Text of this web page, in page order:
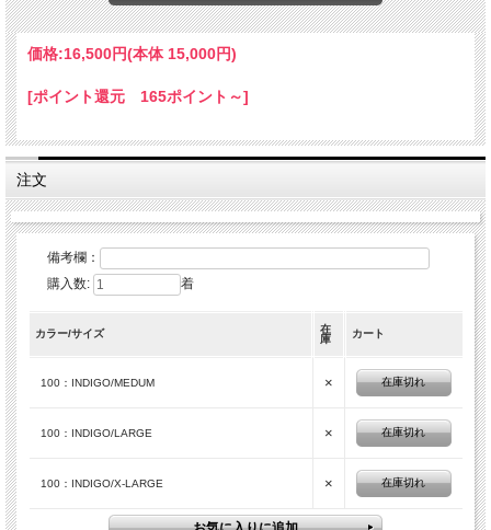
価格:16,500円(本体 15,000円)
[ポイント還元 165ポイント～]
注文
備考欄：
購入数:
着
カラー/サイズ
在
庫
カート
100：INDIGO/MEDUM × 在庫切れ
100：INDIGO/LARGE × 在庫切れ
100：INDIGO/X-LARGE × 在庫切れ